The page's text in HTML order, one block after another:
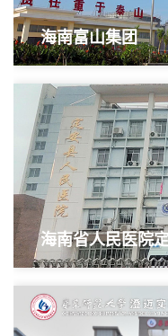
海南富山集团
海南省人民医院